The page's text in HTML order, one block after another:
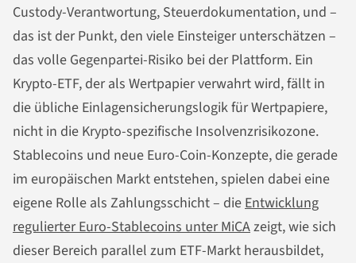
Custody-Verantwortung, Steuerdokumentation, und –
das ist der Punkt, den viele Einsteiger unterschätzen –
das volle Gegenpartei-Risiko bei der Plattform. Ein
Krypto-ETF, der als Wertpapier verwahrt wird, fällt in
die übliche Einlagensicherungslogik für Wertpapiere,
nicht in die Krypto-spezifische Insolvenzrisikozone.
Stablecoins und neue Euro-Coin-Konzepte, die gerade
im europäischen Markt entstehen, spielen dabei eine
eigene Rolle als Zahlungsschicht – die Entwicklung
regulierter Euro-Stablecoins unter MiCAzeigt, wie sich
dieser Bereich parallel zum ETF-Markt herausbildet,